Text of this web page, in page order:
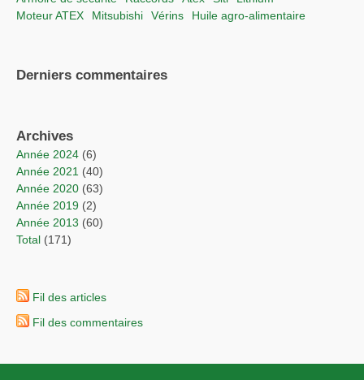
moteur ATEX
Mitsubishi vérins Huile agro-alimentaire
Derniers commentaires
Archives
année 2024 (6)
année 2021 (40)
année 2020 (63)
année 2019 (2)
année 2013 (60)
total (171)
Fil des articles
Fil des commentaires